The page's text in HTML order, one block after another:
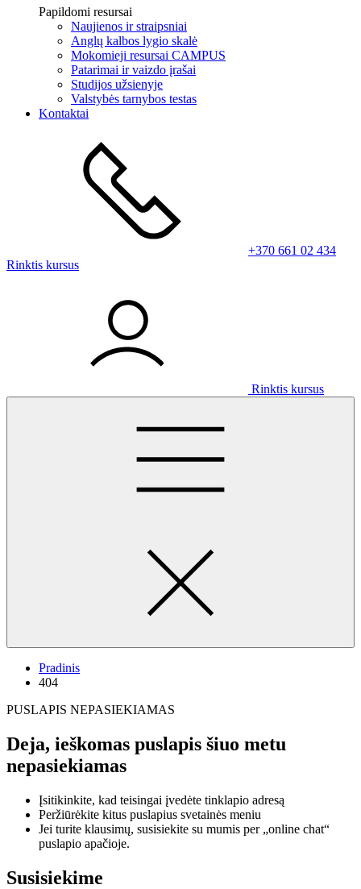
Papildomi resursai
Naujienos ir straipsniai
Anglų kalbos lygio skalė
Mokomieji resursai CAMPUS
Patarimai ir vaizdo įrašai
Studijos užsienyje
Valstybės tarnybos testas
Kontaktai
+370 661 02 434
Rinktis kursus
Rinktis kursus
Pradinis
404
PUSLAPIS NEPASIEKIAMAS
Deja, ieškomas puslapis šiuo metu
nepasiekiamas
Įsitikinkite, kad teisingai įvedėte tinklapio adresą
Peržiūrėkite kitus puslapius svetainės meniu
Jei turite klausimų, susisiekite su mumis per „online chat“
puslapio apačioje.
Susisiekime